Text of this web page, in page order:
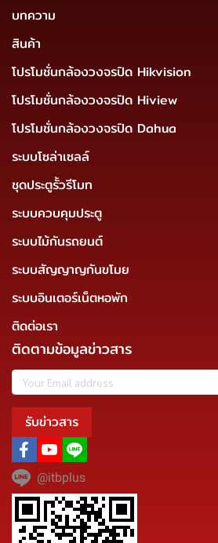
บทความ
สินค้า
โปรโมชั่นกล้องวงจรปิด Hikvision
โปรโมชั่นกล้องวงจรปิด Hiview
โปรโมชั่นกล้องวงจรปิด Dahua
ระบบโซล่าเซลล์
ชุดประตูรั้วรีโมท
ระบบควบคุมประตู
ระบบไม้กันรถยนต์
ระบบสัญญาญกันขโมย
ระบบอินเตอร์เน็ตหอพัก
ติดต่อเรา
ติดตามข้อมูลข่าวสาร
รับข่าวสาร
@itbplus